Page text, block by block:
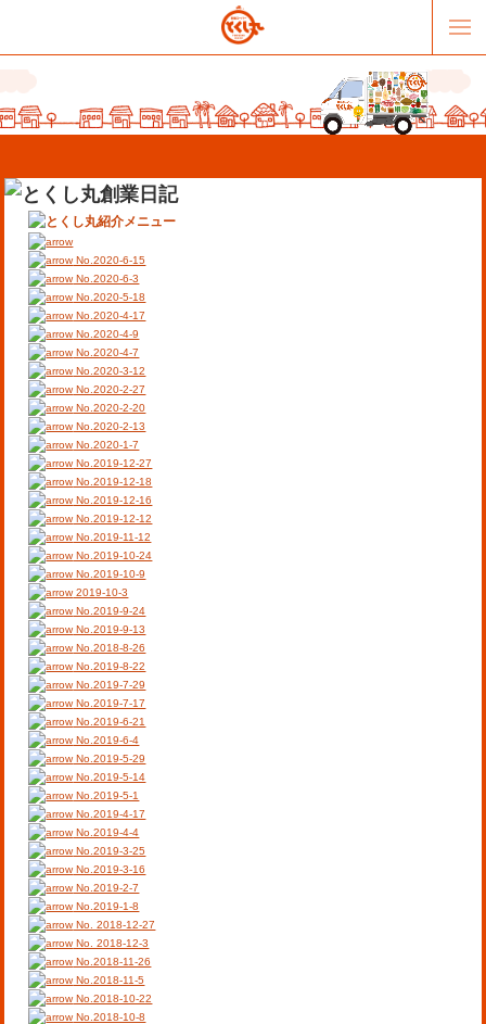
販売パートナー募集
オススメリンク
お問合せ
No.2020-6-15
No.2020-6-3
No.2020-5-18
No.2020-4-17
No.2020-4-9
No.2020-4-7
No.2020-3-12
No.2020-2-27
No.2020-2-20
No.2020-2-13
No.2020-1-7
No.2019-12-27
No.2019-12-18
No.2019-12-16
No.2019-12-12
No.2019-11-12
No.2019-10-24
No.2019-10-9
2019-10-3
No.2019-9-24
No.2019-9-13
No.2018-8-26
No.2019-8-22
No.2019-7-29
No.2019-7-17
No.2019-6-21
No.2019-6-4
No.2019-5-29
No.2019-5-14
No.2019-5-1
No.2019-4-17
No.2019-4-4
No.2019-3-25
No.2019-3-16
No.2019-2-7
No.2019-1-8
No. 2018-12-27
No. 2018-12-3
No.2018-11-26
No.2018-11-5
No.2018-10-22
No.2018-10-8